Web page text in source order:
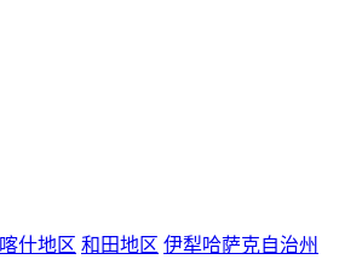
喀什地区 和田地区 伊犁哈萨克自治州